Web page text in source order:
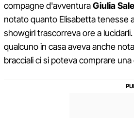
compagne d'avventuraGiulia
notato quanto Elisabetta tenesse
showgirl trascorreva ore a
qualcuno in casa aveva anche
bracciali ci si poteva comprare una